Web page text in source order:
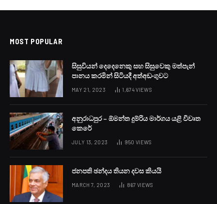
MOST POPULAR
සිසුවියන් දෙදෙනෙකු සහ සිසුවෙකු මත්පැන්
පානය කරමින් සිටියදී අත්අඩංගුවට
MAY 21, 2023 1,674VIEWS
අනුරාධපුර – ඕමන්ත දුම්රිය මාර්ගය යළි විවෘත
කෙරේ
JULY 13, 2023 950 VIEWS
ජනපති ඡන්දය තියන දවස කියයි
MARCH 7, 2023 867 VIEWS